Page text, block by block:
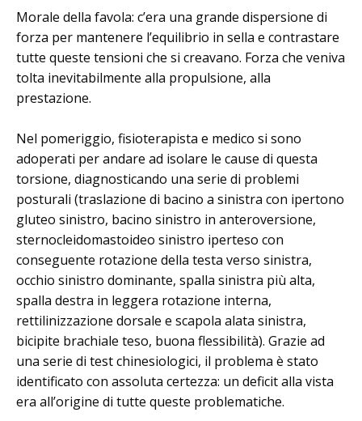
Morale della favola: c’era una grande dispersione di
forza per mantenere l’equilibrio in sella e contrastare
tutte queste tensioni che si creavano. Forza che veniva
tolta inevitabilmente alla propulsione, alla
prestazione.
Nel pomeriggio, fisioterapista e medico si sono
adoperati per andare ad isolare le cause di questa
torsione, diagnosticando una serie di problemi
posturali (traslazione di bacino a sinistra con ipertono
gluteo sinistro, bacino sinistro in anteroversione,
sternocleidomastoideo sinistro iperteso con
conseguente rotazione della testa verso sinistra,
occhio sinistro dominante, spalla sinistra più alta,
spalla destra in leggera rotazione interna,
rettilinizzazione dorsale e scapola alata sinistra,
bicipite brachiale teso, buona flessibilità). Grazie ad
una serie di test chinesiologici, il problema è stato
identificato con assoluta certezza: un deficit alla vista
era all’origine di tutte queste problematiche.